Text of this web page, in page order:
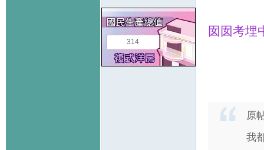
314
囡囡考埋
原
我